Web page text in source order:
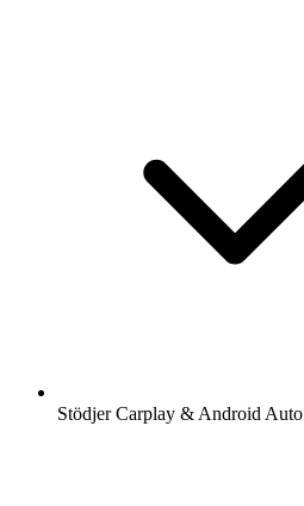
Stödjer Carplay & Android Auto